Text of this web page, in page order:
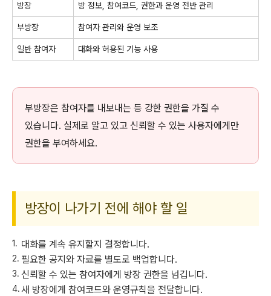
방장 방 정보, 참여코드, 권한과 운영 전반 관리
부방장 참여자 관리와 운영 보조
일반 참여자 대화와 허용된 기능 사용
부방장은 참여자를 내보내는 등 강한 권한을 가질 수
있습니다. 실제로 알고 있고 신뢰할 수 있는 사용자에게만
권한을 부여하세요.
방장이 나가기 전에 해야 할 일
대화를 계속 유지할지 결정합니다.
필요한 공지와 자료를 별도로 백업합니다.
신뢰할 수 있는 참여자에게 방장 권한을 넘깁니다.
새 방장에게 참여코드와 운영규칙을 전달합니다.